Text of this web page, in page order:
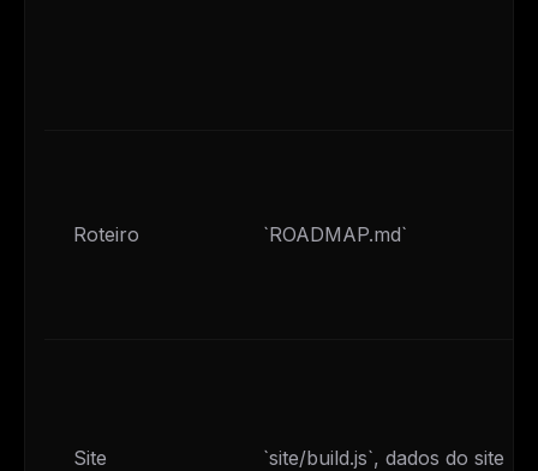
Roteiro `ROADMAP.md`
Site `site/build.js`, dados do site